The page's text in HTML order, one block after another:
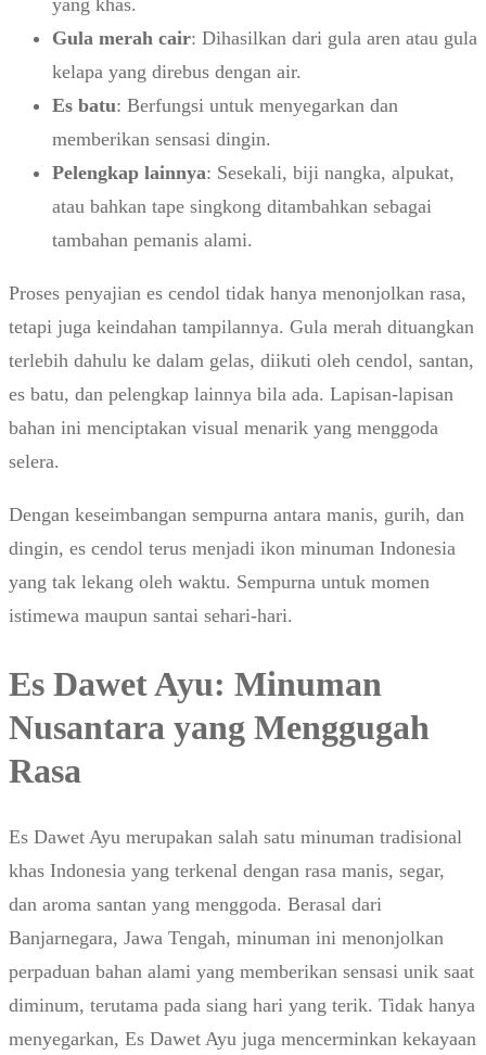
Gula merah cair: Dihasilkan dari gula aren atau gula
kelapa yang direbus dengan air.
Es batu: Berfungsi untuk menyegarkan dan
memberikan sensasi dingin.
Pelengkap lainnya: Sesekali, biji nangka, alpukat,
atau bahkan tape singkong ditambahkan sebagai
tambahan pemanis alami.
Proses penyajian es cendol tidak hanya menonjolkan rasa,
tetapi juga keindahan tampilannya. Gula merah dituangkan
terlebih dahulu ke dalam gelas, diikuti oleh cendol, santan,
es batu, dan pelengkap lainnya bila ada. Lapisan-lapisan
bahan ini menciptakan visual menarik yang menggoda
selera.
Dengan keseimbangan sempurna antara manis, gurih, dan
dingin, es cendol terus menjadi ikon minuman Indonesia
yang tak lekang oleh waktu. Sempurna untuk momen
istimewa maupun santai sehari-hari.
Es Dawet Ayu: Minuman
Nusantara yang Menggugah
Rasa
Es Dawet Ayu merupakan salah satu minuman tradisional
khas Indonesia yang terkenal dengan rasa manis, segar,
dan aroma santan yang menggoda. Berasal dari
Banjarnegara, Jawa Tengah, minuman ini menonjolkan
perpaduan bahan alami yang memberikan sensasi unik saat
diminum, terutama pada siang hari yang terik. Tidak hanya
menyegarkan, Es Dawet Ayu juga mencerminkan kekayaan